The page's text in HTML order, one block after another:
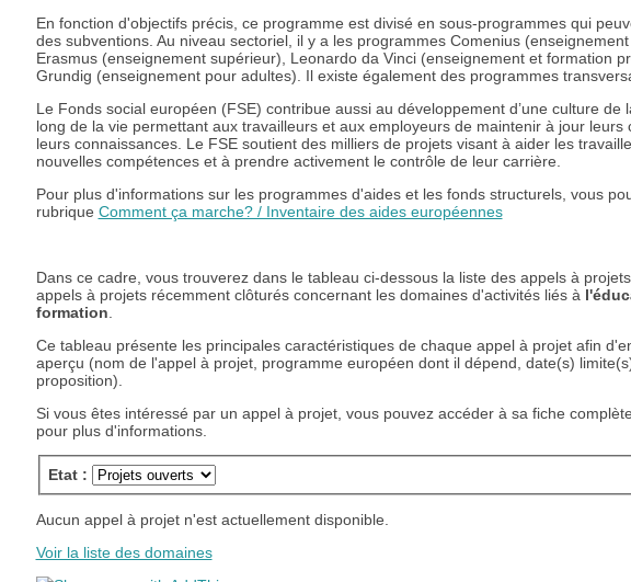
En fonction d'objectifs précis, ce programme est divisé en sous-programmes qui
des subventions. Au niveau sectoriel, il y a les programmes Comenius (enseignement
Erasmus (enseignement supérieur), Leonardo da Vinci (enseignement et formation
Grundig (enseignement pour adultes). Il existe également des programmes
Le Fonds social européen (FSE) contribue aussi au développement d’une culture de
long de la vie permettant aux travailleurs et aux employeurs de maintenir à jour leurs
leurs connaissances. Le FSE soutient des milliers de projets visant à aider les
nouvelles compétences et à prendre activement le contrôle de leur carrière.
Pour plus d'informations sur les programmes d'aides et les fonds structurels, vous
rubrique Comment ça marche? / Inventaire des aides européennes
Dans ce cadre, vous trouverez dans le tableau ci-dessous la liste des appels à
appels à projets récemment clôturés concernant les domaines d'activités liés à
formation
Ce tableau présente les principales caractéristiques de chaque appel à projet afin
aperçu (nom de l'appel à projet, programme européen dont il dépend, date(s)
proposition).
Si vous êtes intéressé par un appel à projet, vous pouvez accéder à sa fiche
pour plus d'informations.
Etat :
Aucun appel à projet n'est actuellement disponible.
Voir la liste des domaines